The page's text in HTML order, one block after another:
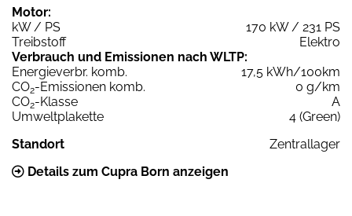
Motor:
kW / PS
170 kW / 231 PS
Treibstoff
Elektro
Verbrauch und Emissionen nach WLTP:
Energieverbr. komb.
17,5 kWh/100km
CO2-Emissionen komb.
0 g/km
CO2-Klasse
A
Umweltplakette
4 (Green)
Standort
Zentrallager
Details zum Cupra Born anzeigen